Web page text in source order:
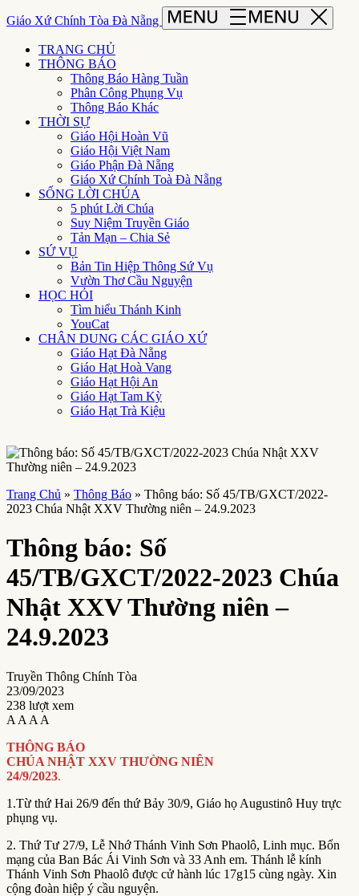
Giáo Xứ Chính Tòa Đà Nẵng
TRANG CHỦ
THÔNG BÁO
Thông Báo Hàng Tuần
Phân Công Phụng Vụ
Thông Báo Khác
THỜI SỰ
Giáo Hội Hoàn Vũ
Giáo Hội Việt Nam
Giáo Phận Đà Nẵng
Giáo Xứ Chính Toà Đà Nẵng
SỐNG LỜI CHÚA
5 phút Lời Chúa
Suy Niệm Truyền Giáo
Tản Mạn – Chia Sẻ
SỨ VỤ
Bản Tin Hiệp Thông Sứ Vụ
Vườn Thơ Cầu Nguyện
HỌC HỎI
Tìm hiểu Thánh Kinh
YouCat
CHÂN DUNG CÁC GIÁO XỨ
Giáo Hạt Đà Nẵng
Giáo Hạt Hoà Vang
Giáo Hạt Hội An
Giáo Hạt Tam Kỳ
Giáo Hạt Trà Kiệu
Trang Chủ » Thông Báo » Thông báo: Số 45/TB/GXCT/2022-
2023 Chúa Nhật XXV Thường niên – 24.9.2023
Thông báo: Số
45/TB/GXCT/2022-2023 Chúa
Nhật XXV Thường niên –
24.9.2023
Truyền Thông Chính Tòa
23/09/2023
238 lượt xem
A A A A
THÔNG BÁO
CHÚA NHẬT XXV THƯỜNG NIÊN
24/9/2023.
1.Từ thứ Hai 26/9 đến thứ Bảy 30/9, Giáo họ Augustinô Huy trực
phụng vụ.
2. Thứ Tư 27/9, Lễ Nhớ Thánh Vinh Sơn Phaolô, Linh mục. Bổn
mạng của Ban Bác Ái Vinh Sơn và 33 Anh em. Thánh lễ kính
Thánh Vinh Sơn Phaolô được cử hành lúc 17g15 cùng ngày. Xin
cộng đoàn hiệp ý cầu nguyện.